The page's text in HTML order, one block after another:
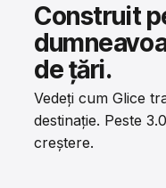
Construit
de țări.
Vedeți cum Glice
destinație. Peste
creștere.